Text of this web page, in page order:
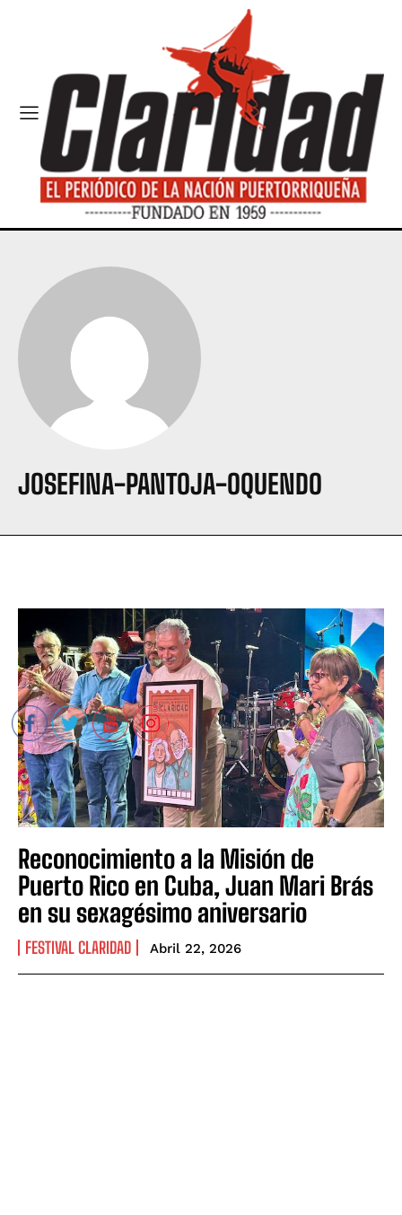
JOSEFINA-PANTOJA-OQUENDO
Reconocimiento a la Misión de
Puerto Rico en Cuba, Juan Mari Brás
en su sexagésimo aniversario
FESTIVAL CLARIDAD Abril 22, 2026